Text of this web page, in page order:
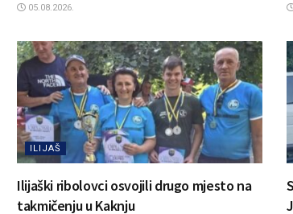
05.08.2026.
ILIJAŠ
Ilijaški ribolovci osvojili drugo mjesto na
takmičenju u Kaknju